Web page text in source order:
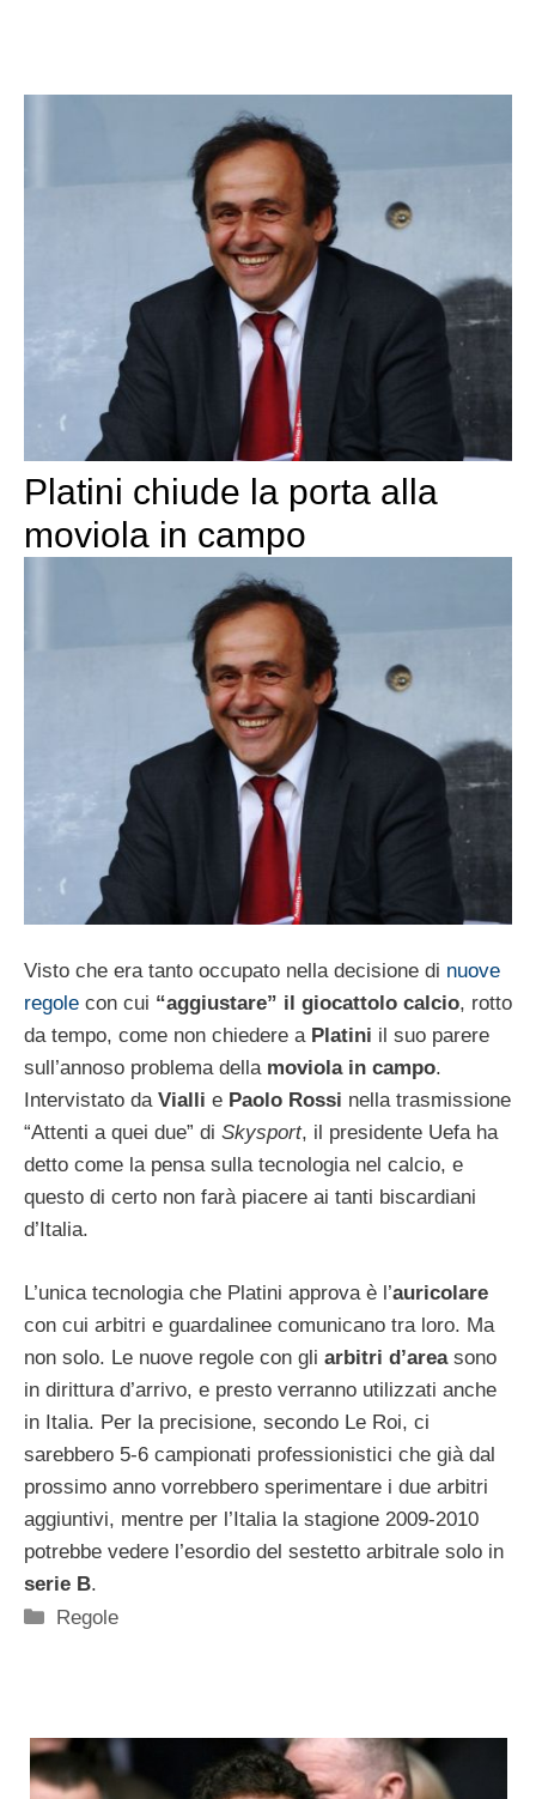
Platini chiude la porta alla
moviola in campo
Visto che era tanto occupato nella decisione di nuove
regole con cui “aggiustare” il giocattolo calcio, rotto
da tempo, come non chiedere a Platini il suo parere
sull’annoso problema della moviola in campo.
Intervistato da Vialli e Paolo Rossi nella trasmissione
“Attenti a quei due” di Skysport, il presidente Uefa ha
detto come la pensa sulla tecnologia nel calcio, e
questo di certo non farà piacere ai tanti biscardiani
d’Italia.
L’unica tecnologia che Platini approva è l’auricolare
con cui arbitri e guardalinee comunicano tra loro. Ma
non solo. Le nuove regole con gli arbitri d’areasono
in dirittura d’arrivo, e presto verranno utilizzati anche
in Italia. Per la precisione, secondo Le Roi, ci
sarebbero 5-6 campionati professionistici che già dal
prossimo anno vorrebbero sperimentare i due arbitri
aggiuntivi, mentre per l’Italia la stagione 2009-2010
potrebbe vedere l’esordio del sestetto arbitrale solo in
serie B.
Categorie
Regole